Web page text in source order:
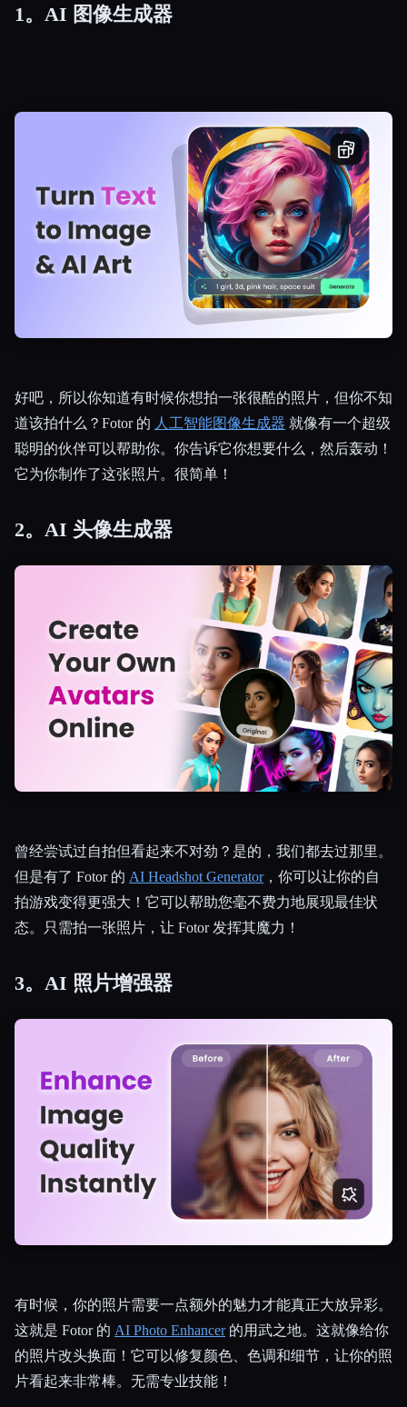
1。AI 图像生成器
好吧，所以你知道有时候你想拍一张很酷的照片，但你不知
道该拍什么？Fotor 的 人工智能图像生成器 就像有一个超级
聪明的伙伴可以帮助你。你告诉它你想要什么，然后轰动！
它为你制作了这张照片。很简单！
2。AI 头像生成器
曾经尝试过自拍但看起来不对劲？是的，我们都去过那里。
但是有了 Fotor 的 AI Headshot Generator，你可以让你的自
拍游戏变得更强大！它可以帮助您毫不费力地展现最佳状
态。只需拍一张照片，让 Fotor 发挥其魔力！
3。AI 照片增强器
有时候，你的照片需要一点额外的魅力才能真正大放异彩。
这就是 Fotor 的 AI Photo Enhancer的用武之地。这就像给你
的照片改头换面！它可以修复颜色、色调和细节，让你的照
片看起来非常棒。无需专业技能！